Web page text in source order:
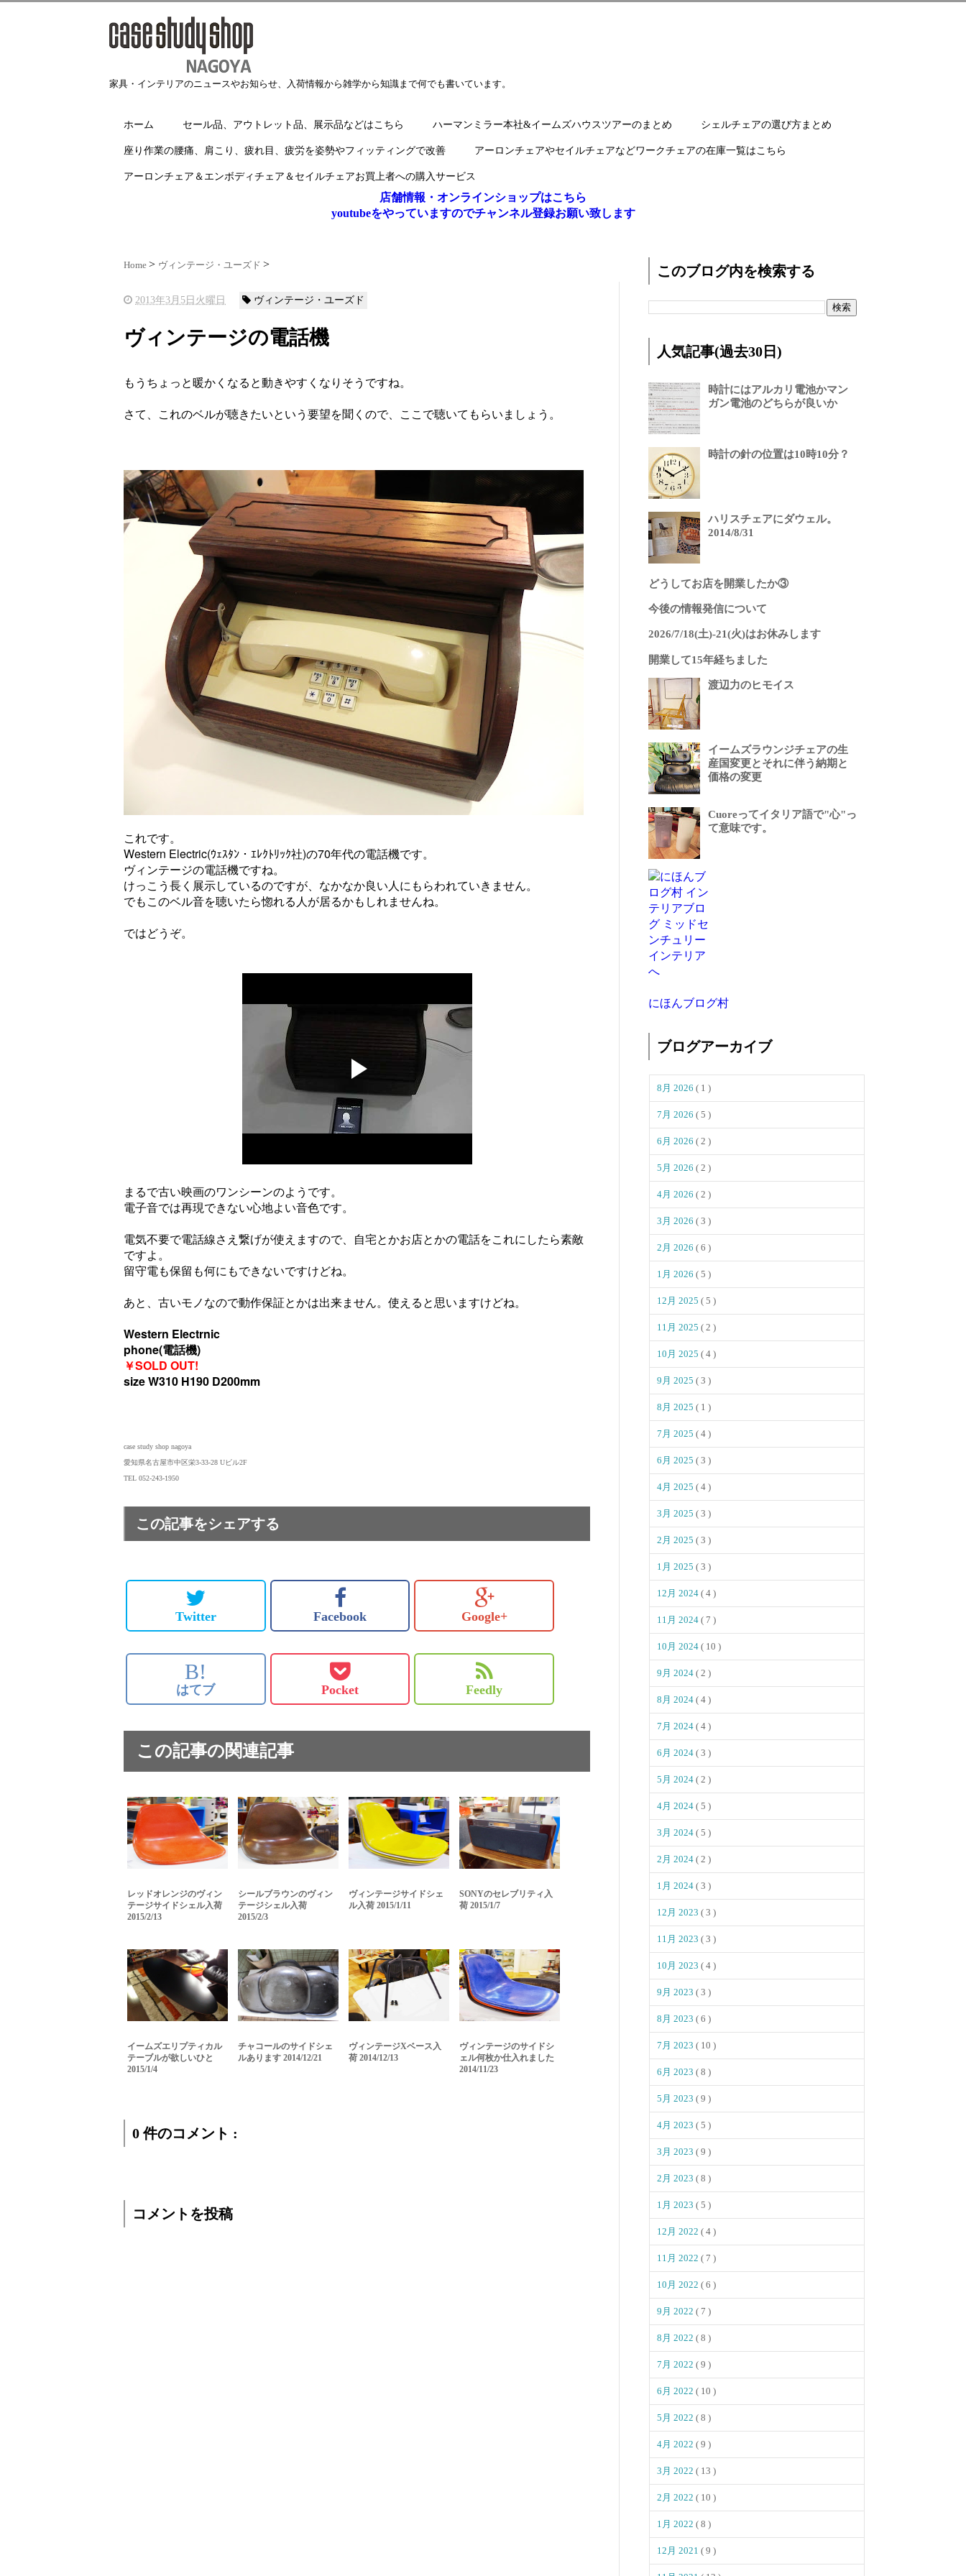
家具・インテリアのニュースやお知らせ、入荷情報から雑学から知識まで何でも書いています。
ホーム セール品、アウトレット品、展示品などはこちら ハーマンミラー本社&イームズハウスツアーのまとめ シェルチェアの選び方まとめ
座り作業の腰痛、肩こり、疲れ目、疲労を姿勢やフィッティングで改善 アーロンチェアやセイルチェアなどワークチェアの在庫一覧はこちら
アーロンチェア＆エンボディチェア＆セイルチェアお買上者への購入サービス
店舗情報・オンラインショップはこちら
youtubeをやっていますのでチャンネル登録お願い致します
Home ヴィンテージ・ユーズド
2013年3月5日火曜日 ヴィンテージ・ユーズド
ヴィンテージの電話機
もうちょっと暖かくなると動きやすくなりそうですね。
さて、これのベルが聴きたいという要望を聞くので、ここで聴いてもらいましょう。
これです。
Western Electric(ｳｪｽﾀﾝ・ｴﾚｸﾄﾘｯｸ社)の70年代の電話機です。
ヴィンテージの電話機ですね。
けっこう長く展示しているのですが、なかなか良い人にもらわれていきません。
でもこのベル音を聴いたら惚れる人が居るかもしれませんね。
ではどうぞ。
まるで古い映画のワンシーンのようです。
電子音では再現できない心地よい音色です。
電気不要で電話線さえ繋げが使えますので、自宅とかお店とかの電話をこれにしたら素敵
ですよ。
留守電も保留も何にもできないですけどね。
あと、古いモノなので動作保証とかは出来ません。使えると思いますけどね。
Western Electrnic
phone(電話機)
￥SOLD OUT!
size W310 H190 D200mm
case study shop nagoya
愛知県名古屋市中区栄3-33-28 Uビル2F
TEL 052-243-1950
この記事をシェアする
Twitter Facebook Google+
B!
はてブ Pocket Feedly
この記事の関連記事
レッドオレンジのヴィン
テージサイドシェル入荷
2015/2/13
シールブラウンのヴィン
テージシェル入荷
2015/2/3
ヴィンテージサイドシェ
ル入荷 2015/1/11
SONYのセレブリティ入
荷 2015/1/7
イームズエリプティカル
テーブルが欲しいひと
2015/1/4
チャコールのサイドシェ
ルあります 2014/12/21
ヴィンテージXベース入
荷 2014/12/13
ヴィンテージのサイドシ
ェル何枚か仕入れました
2014/11/23
0 件のコメント :
コメントを投稿
このブログ内を検索する
人気記事(過去30日)
時計にはアルカリ電池かマン
ガン電池のどちらが良いか
時計の針の位置は10時10分？
ハリスチェアにダウェル。
2014/8/31
どうしてお店を開業したか③
今後の情報発信について
2026/7/18(土)-21(火)はお休みします
開業して15年経ちました
渡辺力のヒモイス
イームズラウンジチェアの生
産国変更とそれに伴う納期と
価格の変更
Cuoreってイタリア語で"心"っ
て意味です。
にほんブログ村
ブログアーカイブ
8月 2026 ( 1 )
7月 2026 ( 5 )
6月 2026 ( 2 )
5月 2026 ( 2 )
4月 2026 ( 2 )
3月 2026 ( 3 )
2月 2026 ( 6 )
1月 2026 ( 5 )
12月 2025 ( 5 )
11月 2025 ( 2 )
10月 2025 ( 4 )
9月 2025 ( 3 )
8月 2025 ( 1 )
7月 2025 ( 4 )
6月 2025 ( 3 )
4月 2025 ( 4 )
3月 2025 ( 3 )
2月 2025 ( 3 )
1月 2025 ( 3 )
12月 2024 ( 4 )
11月 2024 ( 7 )
10月 2024 ( 10 )
9月 2024 ( 2 )
8月 2024 ( 4 )
7月 2024 ( 4 )
6月 2024 ( 3 )
5月 2024 ( 2 )
4月 2024 ( 5 )
3月 2024 ( 5 )
2月 2024 ( 2 )
1月 2024 ( 3 )
12月 2023 ( 3 )
11月 2023 ( 3 )
10月 2023 ( 4 )
9月 2023 ( 3 )
8月 2023 ( 6 )
7月 2023 ( 10 )
6月 2023 ( 8 )
5月 2023 ( 9 )
4月 2023 ( 5 )
3月 2023 ( 9 )
2月 2023 ( 8 )
1月 2023 ( 5 )
12月 2022 ( 4 )
11月 2022 ( 7 )
10月 2022 ( 6 )
9月 2022 ( 7 )
8月 2022 ( 8 )
7月 2022 ( 9 )
6月 2022 ( 10 )
5月 2022 ( 8 )
4月 2022 ( 9 )
3月 2022 ( 13 )
2月 2022 ( 10 )
1月 2022 ( 8 )
12月 2021 ( 9 )